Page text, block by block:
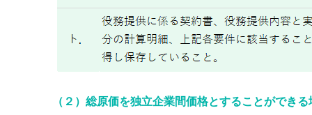
（２）総原価を独立企業間価格とすることができる